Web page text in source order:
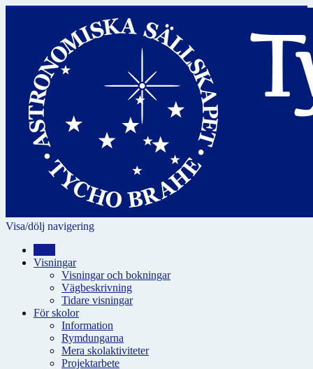
Visa/dölj navigering
Visningar
Visningar och bokningar
Vägbeskrivning
Tidare visningar
För skolor
Information
Rymdungarna
Mera skolaktiviteter
Projektarbete